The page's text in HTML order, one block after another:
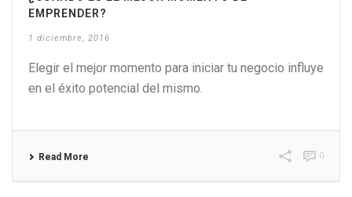
EMPRENDER?
1 diciembre, 2016
Elegir el mejor momento para iniciar tu negocio influye
en el éxito potencial del mismo.
Read More 0